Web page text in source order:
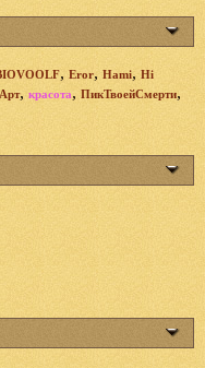
, Eror, Hami, Hi
Арт, красота, ПикТвоейСмерти,